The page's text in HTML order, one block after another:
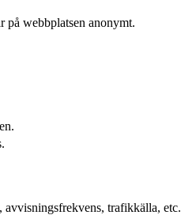
på webbplatsen anonymt.
avvisningsfrekvens, trafikkälla, etc.